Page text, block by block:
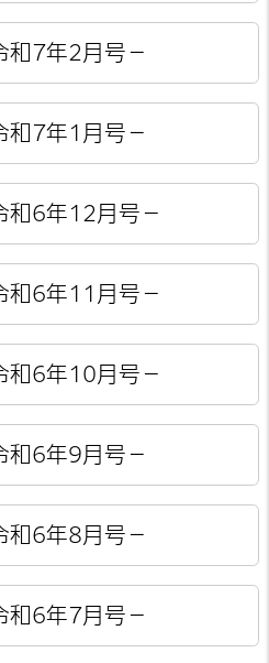
和7年2月号－
和7年1月号－
和6年12月号－
和6年11月号－
和6年10月号－
和6年9月号－
和6年8月号－
和6年7月号－